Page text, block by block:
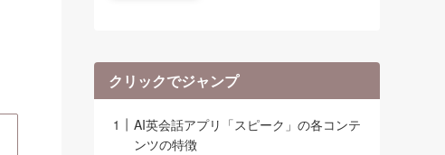
クリックでジャンプ
AI英会話アプリ「スピーク」の各コンテ
ンツの特徴